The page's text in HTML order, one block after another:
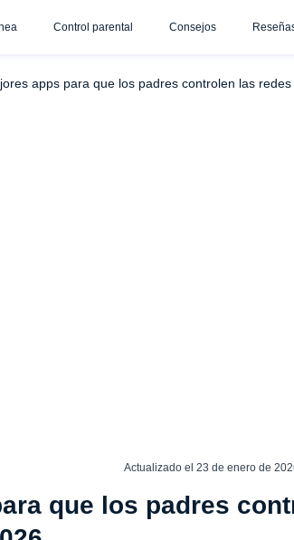
Control parental Consejos
apps para que los padres controlen las
Actualizado el 23 de enero de
que los padres
de redes sociales 2. Bark - Lo mejor